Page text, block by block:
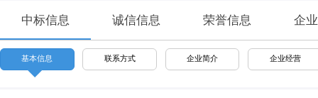
中标信息 诚信信息 荣誉信息 企
基本信息 联系方式 企业简介 企业经营